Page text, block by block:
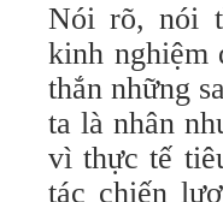
Nói rõ, nói
kinh nghiệm
thắn những
ta là nhân
vì thực tế
tác chiến